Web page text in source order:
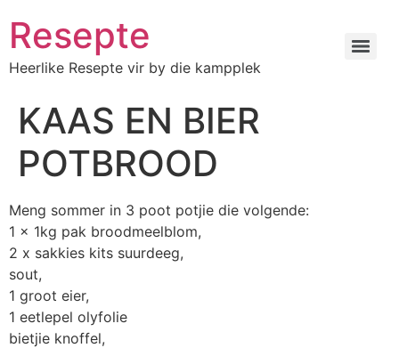
Resepte
Heerlike Resepte vir by die kampplek
KAAS EN BIER
POTBROOD
Meng sommer in 3 poot potjie die volgende:
1 x 1kg pak broodmeelblom,
2 x sakkies kits suurdeeg,
sout,
1 groot eier,
1 eetlepel olyfolie
bietjie knoffel,